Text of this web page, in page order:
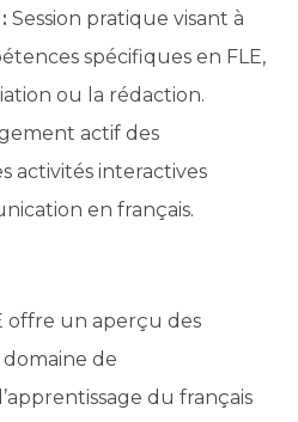
Session pratique visant à
spécifiques en FLE,
ou la rédaction.
actif des
activités interactives
en français.
offre un aperçu des
de
du français